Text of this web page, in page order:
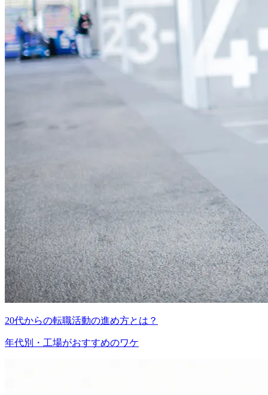
20代からの転職活動の進め方とは？
年代別・工場がおすすめのワケ